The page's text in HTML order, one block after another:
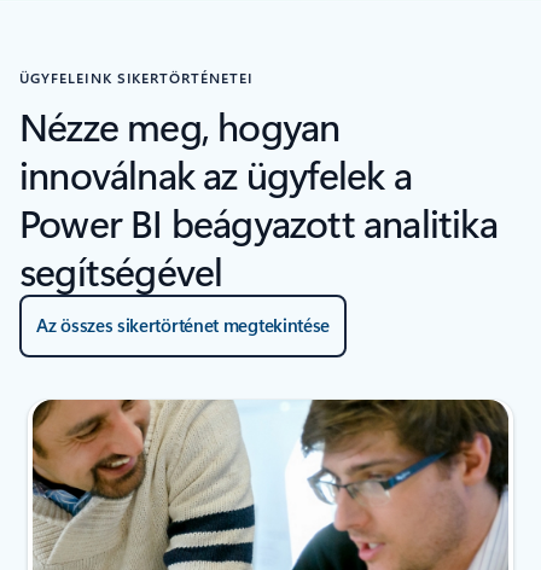
ÜGYFELEINK SIKERTÖRTÉNETEI
Nézze meg, hogyan
innoválnak az ügyfelek a
Power BI beágyazott analitika
segítségével
Az összes sikertörténet megtekintése
Dia {0} {1} jelzője